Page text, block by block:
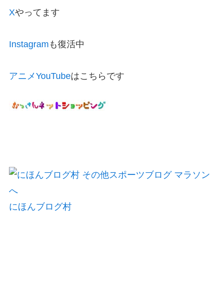
Xやってます
Instagram も復活中
アニメYouTubeはこちらです
にほんブログ村